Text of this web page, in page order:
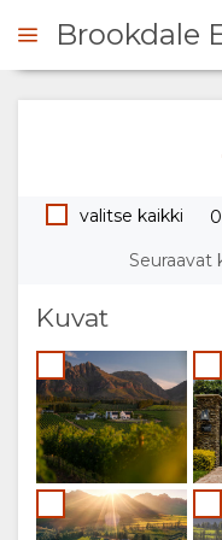
KOOSTE
MAJOITTUA
TÄÄLLÄ
TILAT
SUITES
LODGES
GALLERIA
KUVAT
VIDEOS
Brookdale
valitse kaikki
Seuraavat
Kuvat